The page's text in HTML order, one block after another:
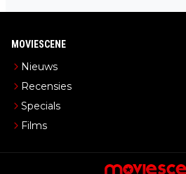
MOVIESCENE
Nieuws
Recensies
Specials
Films